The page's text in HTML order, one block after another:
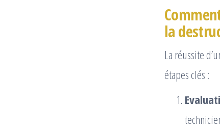
la
La réussite
étapes clés :